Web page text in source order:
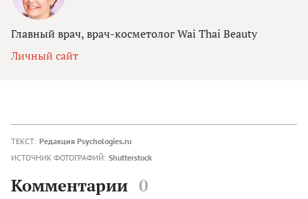
Главный врач, врач-косметолог Wai Thai Beauty
Личный сайт
ТЕКСТ: Редакция Psychologies.ru
ИСТОЧНИК ФОТОГРАФИЙ: Shutterstock
Комментарии 0